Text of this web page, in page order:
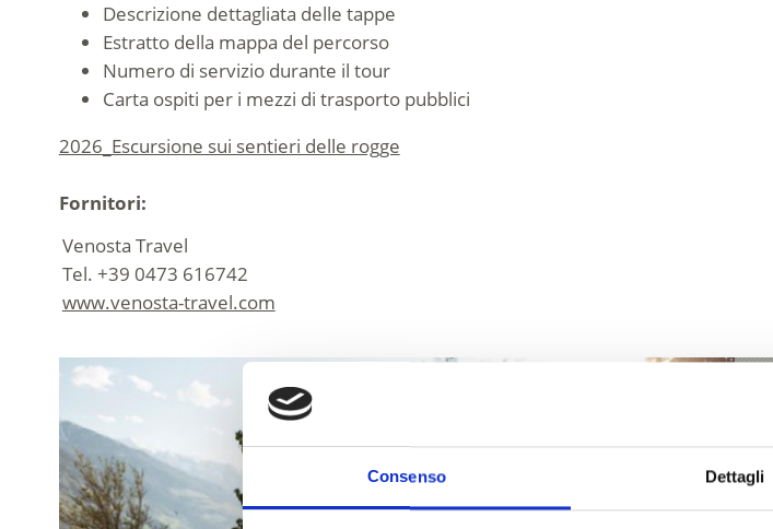
Consenso Dettagli
Descrizione dettagliata delle tappe
Estratto della mappa del percorso
Numero di servizio durante il tour
Carta ospiti per i mezzi di trasporto pubblici
2026_Escursione sui sentieri delle rogge
Fornitori:
Venosta Travel
Tel. +39 0473 616742
www.venosta-travel.com